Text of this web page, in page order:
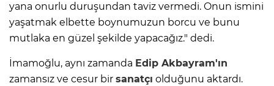
yana onurlu duruşundan taviz vermedi. Onun ismini
yaşatmak elbette boynumuzun borcu ve bunu
mutlaka en güzel şekilde yapacağız." dedi.
İmamoğlu, aynı zamanda Edip Akbayram'ın
zamansız ve cesur bir sanatçı olduğunu aktardı.